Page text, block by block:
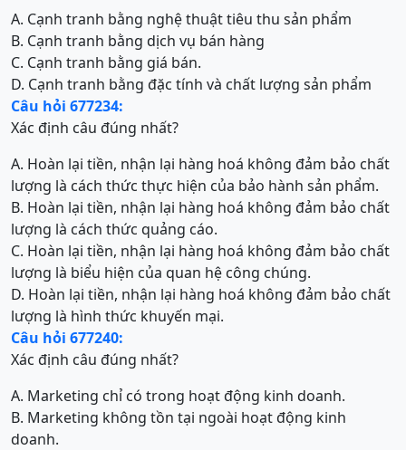
A. Cạnh tranh bằng nghệ thuật tiêu thu sản phẩm
B. Cạnh tranh bằng dịch vụ bán hàng
C. Cạnh tranh bằng giá bán.
D. Cạnh tranh bằng đặc tính và chất lượng sản phẩm
Câu hỏi 677234:
Xác định câu đúng nhất?
A. Hoàn lại tiền, nhận lại hàng hoá không đảm bảo chất
lượng là cách thức thực hiện của bảo hành sản phẩm.
B. Hoàn lại tiền, nhận lại hàng hoá không đảm bảo chất
lượng là cách thức quảng cáo.
C. Hoàn lại tiền, nhận lại hàng hoá không đảm bảo chất
lượng là biểu hiện của quan hệ công chúng.
D. Hoàn lại tiền, nhận lại hàng hoá không đảm bảo chất
lượng là hình thức khuyến mại.
Câu hỏi 677240:
Xác định câu đúng nhất?
A. Marketing chỉ có trong hoạt động kinh doanh.
B. Marketing không tồn tại ngoài hoạt động kinh
doanh.